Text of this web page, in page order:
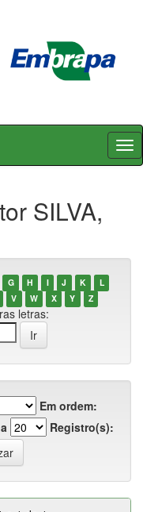
SILVA,
G H I J K
L
V W X Y Z
letras:
Em ordem:
Registro(s):